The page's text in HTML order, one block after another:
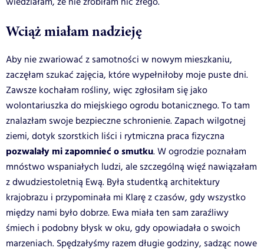
Wciąż miałam nadzieję
Aby nie zwariować z samotności w nowym mieszkaniu,
zaczęłam szukać zajęcia, które wypełniłoby moje puste dni.
Zawsze kochałam rośliny, więc zgłosiłam się jako
wolontariuszka do miejskiego ogrodu botanicznego. To tam
znalazłam swoje bezpieczne schronienie. Zapach wilgotnej
ziemi, dotyk szorstkich liści i rytmiczna praca fizyczna
pozwalały mi zapomnieć o smutku. W ogrodzie poznałam
mnóstwo wspaniałych ludzi, ale szczególną więź nawiązałam
z dwudziestoletnią Ewą. Była studentką architektury
krajobrazu i przypominała mi Klarę z czasów, gdy wszystko
między nami było dobrze. Ewa miała ten sam zaraźliwy
śmiech i podobny błysk w oku, gdy opowiadała o swoich
marzeniach. Spędzałyśmy razem długie godziny, sadząc nowe